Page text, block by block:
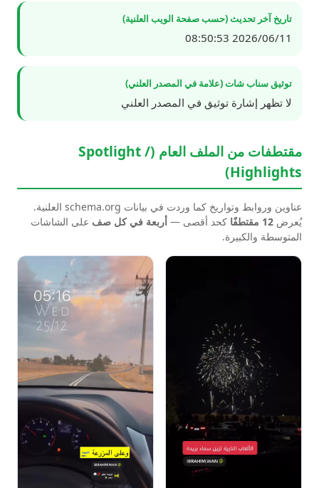
تاريخ آخر تحديث (حسب صفحة الويب العلنية)
2026/06/11 08:50:53
توثيق سناب شات (علامة في المصدر العلني)
لا تظهر إشارة توثيق في المصدر العلني
مقتطفات من الملف العام (Spotlight /
Highlights)
عناوين وروابط وتواريخ كما وردت في بيانات schema.org العلنية.
يُعرض 12 مقتطفًا كحد أقصى — أربعة في كل صف على الشاشات
المتوسطة والكبيرة.